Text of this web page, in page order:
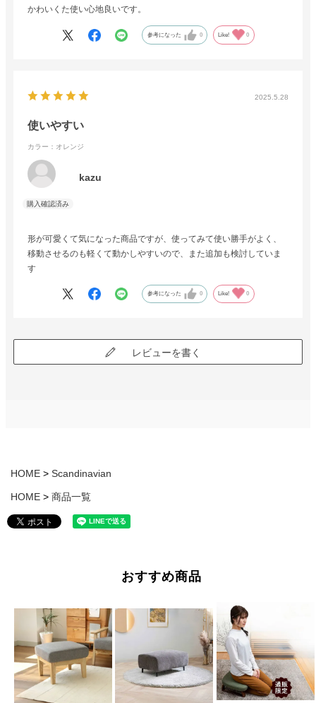
かわいくた使い心地良いです。
参考になった 0 Like! 0
2025.5.28
使いやすい
カラー：オレンジ
kazu
形が可愛くて気になった商品ですが、使ってみて使い勝手がよく、
移動させるのも軽くて動かしやすいので、また追加も検討していま
す
参考になった 0 Like! 0
レビューを書く
HOME Scandinavian
HOME 商品一覧
おすすめ商品